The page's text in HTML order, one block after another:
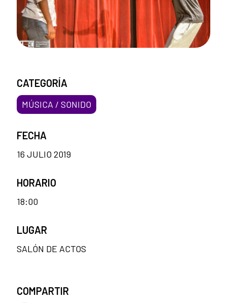
CATEGORÍA
MÚSICA / SONIDO
FECHA
16 JULIO 2019
HORARIO
18:00
LUGAR
SALÓN DE ACTOS
COMPARTIR